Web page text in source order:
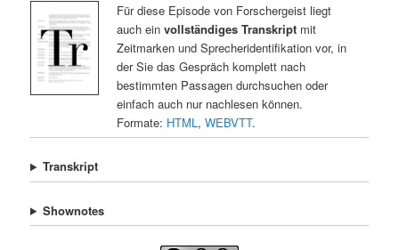
Für diese Episode von Forschergeist liegt
auch ein vollständiges Transkriptmit
Zeitmarken und Sprecheridentifikation vor, in
der Sie das Gespräch komplett nach
bestimmten Passagen durchsuchen oder
einfach auch nur nachlesen können.
Formate: HTML , WEBVTT.
Transkript
Shownotes